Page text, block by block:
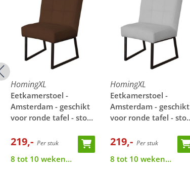
HomingXL
Eetkamerstoel -
Amsterdam - geschikt
voor ronde tafel - stof
25
219,- Per stuk
8 tot 10 weken
HomingXL
Eetkamerstoel -
Amsterdam - geschikt
voor ronde tafel - stof
219,- Per stuk
8 tot 10 weken